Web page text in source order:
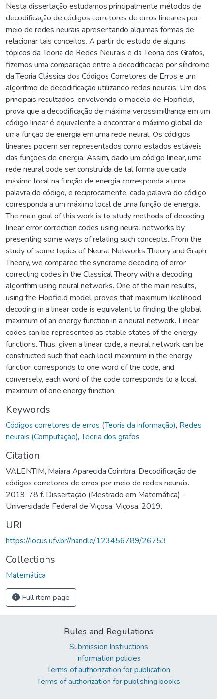
Nesta dissertação estudamos principalmente métodos de
decodificação de códigos corretores de erros lineares por
meio de redes neurais apresentando algumas formas de
relacionar tais conceitos. A partir do estudo de alguns
tópicos da Teoria de Redes Neurais e da Teoria dos Grafos,
fizemos uma comparação entre a decodificação por síndrome
da Teoria Clássica dos Códigos Corretores de Erros e um
algoritmo de decodificação utilizando redes neurais. Um dos
principais resultados, envolvendo o modelo de Hopfield,
prova que a decodificação de máxima verossimilhança em um
código linear é equivalente a encontrar o máximo global de
uma função de energia em uma rede neural. Os códigos
lineares podem ser representados como estados estáveis
das funções de energia. Assim, dado um código linear, uma
rede neural pode ser construída de tal forma que cada
máximo local na função de energia corresponda a uma
palavra do código, e reciprocamente, cada palavra do código
corresponda a um máximo local de uma função de energia.
The main goal of this work is to study methods of decoding
linear error correction codes using neural networks by
presenting some ways of relating such concepts. From the
study of some topics of Neural Networks Theory and Graph
Theory, we compared the syndrome decoding of error
correcting codes in the Classical Theory with a decoding
algorithm using neural networks. One of the main results,
using the Hopfield model, proves that maximum likelihood
decoding in a linear code is equivalent to finding the global
maximum of an energy function in a neural network. Linear
codes can be represented as stable states of the energy
functions. Thus, given a linear code, a neural network can be
constructed such that each local maximum in the energy
function corresponds to one word of the code, and
conversely, each word of the code corresponds to a local
maximum of one energy function.
Keywords
Códigos corretores de erros (Teoria da informação), Redes
neurais (Computação),Teoria dos grafos
Citation
VALENTIM, Maiara Aparecida Coimbra. Decodificação de
códigos corretores de erros por meio de redes neurais.
2019. 78 f. Dissertação (Mestrado em Matemática) -
Universidade Federal de Viçosa, Viçosa. 2019.
URI
https://locus.ufv.br//handle/123456789/26753
Collections
Matemática
Full item page
Rules and Regulations
Submission Instructions
Information policies
Terms of authorization for publication
Terms of authorization for publishing books